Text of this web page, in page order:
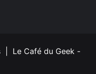
| Le Café du Geek -